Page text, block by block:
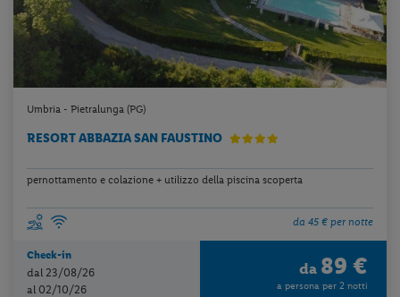
Umbria - Pietralunga (PG)
RESORT ABBAZIA SAN FAUSTINO
pernottamento e colazione + utilizzo della piscina scoperta
da 45 € per notte
Check-in
dal 23/08/26
al 02/10/26
da 89 €
a persona per 2 notti